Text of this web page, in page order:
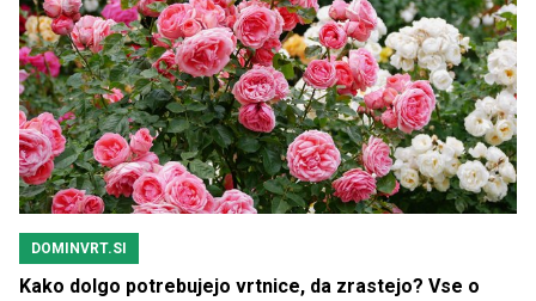
DOMINVRT.SI
Kako dolgo potrebujejo vrtnice, da zrastejo? Vse o